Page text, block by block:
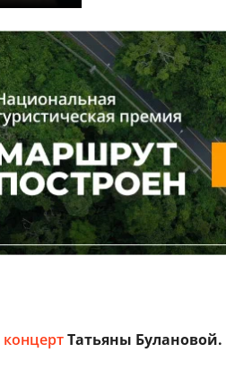
концертТатьяны Булановой.